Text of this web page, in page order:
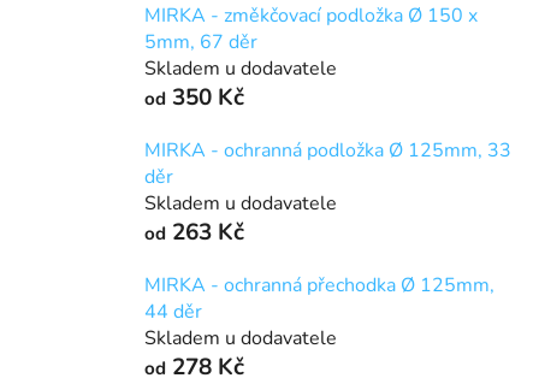
MIRKA - změkčovací podložka Ø 150 x
5mm, 67 děr
Skladem u dodavatele
od 350 Kč
MIRKA - ochranná podložka Ø 125mm, 33
děr
Skladem u dodavatele
od 263 Kč
MIRKA - ochranná přechodka Ø 125mm,
44 děr
Skladem u dodavatele
od 278 Kč